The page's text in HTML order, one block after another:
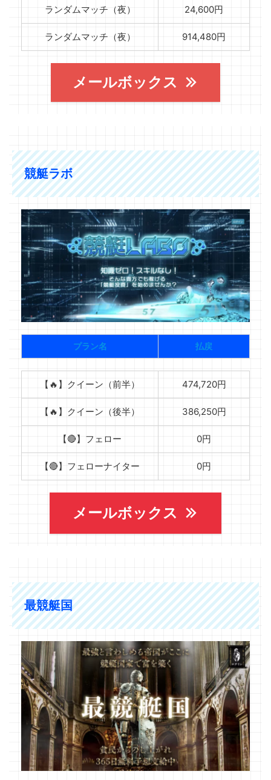
ランダムマッチ（夜） 24,600円
ランダムマッチ（夜） 914,480円
メールボックス
競艇ラボ
プラン名 払戻
【🔥】クイーン（前半） 474,720円
【🔥】クイーン（後半） 386,250円
【🔴】フェロー 0円
【🔴】フェローナイター 0円
メールボックス
最競艇国